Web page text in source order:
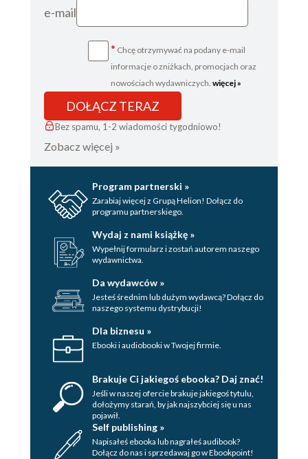
e-mail
* Chcę otrzymywać na podany e-mail
informacje o zniżkach, promocjach oraz
nowościach wydawniczych. więcej »
DOŁĄCZ TERAZ
Bez spamu, 1-2 wiadomości tygodniowo!
Zobacz więcej »
Program partnerski »
Zarabiaj więcej z Grupą Helion! Dołącz do
programu partnerskiego.
Wydaj z nami książkę »
Wypełnij formularz i zostań autorem naszego
wydawnictwa.
Da wydawców »
Jesteś średnim lub dużym wydawcą? Dołącz do
naszego systemu dystrybucji!
Dla biznesu »
Ebooki i audiobooki w Twojej firmie.
Brakuje Ci jakiegoś ebooka? Daj znać!
Jeśli w naszej ofercie brakuje jakiegoś tytulu,
dołożymy starań, by jak najszybciej się u nas
pojawił.
Self publishing »
Napisałeś ebooka lub nagrałeś audibook?
Dołącz do nas i sprzedawaj go w Ebookpoint!